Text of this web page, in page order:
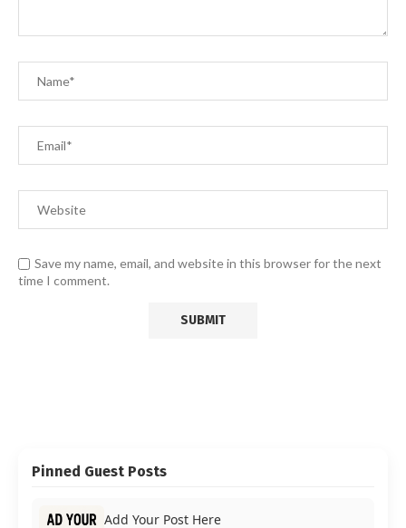
Save my name, email, and website in this browser for the next
time I comment.
Pinned Guest Posts
Add Your Post Here